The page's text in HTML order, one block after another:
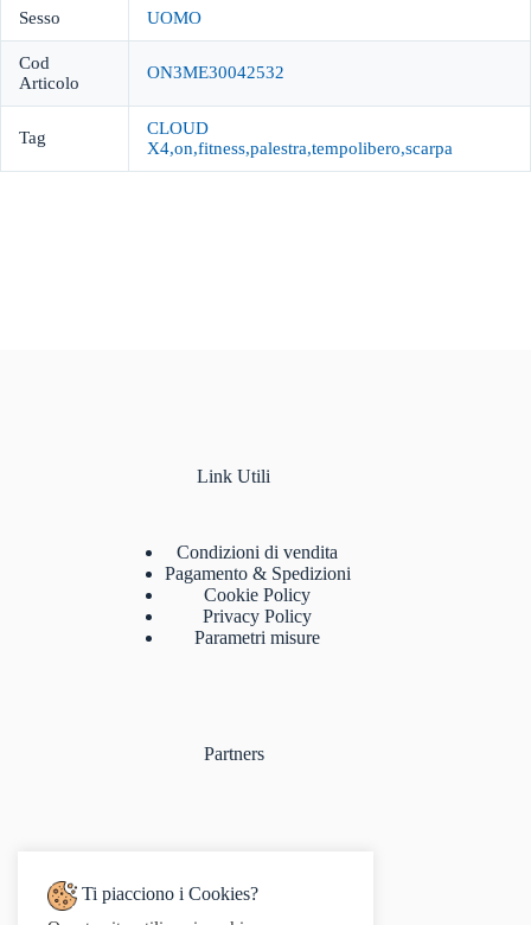
Sesso UOMO
Cod
Articolo
ON3ME30042532
Tag
CLOUD
X4,on,fitness,palestra,tempolibero,scarpa
Link Utili
Condizioni di vendita
Pagamento & Spedizioni
Cookie Policy
Privacy Policy
Parametri misure
Partners
Ti piacciono i Cookies?